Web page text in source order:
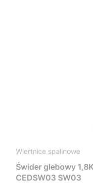
Wiertnice spalinowe
Świder glebowy
CEDSW03 SW03